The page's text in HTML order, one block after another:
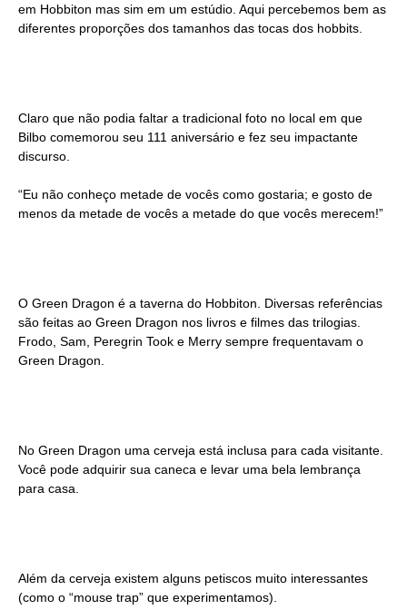
em Hobbiton mas sim em um estúdio. Aqui percebemos bem as
diferentes proporções dos tamanhos das tocas dos hobbits.
Claro que não podia faltar a tradicional foto no local em que
Bilbo comemorou seu 111 aniversário e fez seu impactante
discurso.
“Eu não conheço metade de vocês como gostaria; e gosto de
menos da metade de vocês a metade do que vocês merecem!”
O Green Dragon é a taverna do Hobbiton. Diversas referências
são feitas ao Green Dragon nos livros e filmes das trilogias.
Frodo, Sam, Peregrin Took e Merry sempre frequentavam o
Green Dragon.
No Green Dragon uma cerveja está inclusa para cada visitante.
Você pode adquirir sua caneca e levar uma bela lembrança
para casa.
Além da cerveja existem alguns petiscos muito interessantes
(como o “mouse trap” que experimentamos).